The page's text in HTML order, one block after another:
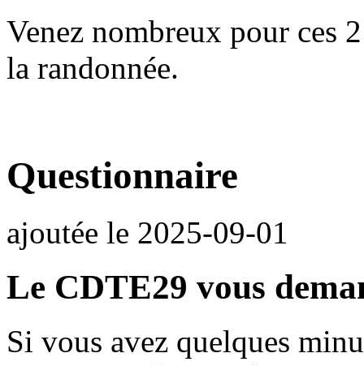
Venez nombreux pour ces
la randonnée.
Questionnaire
ajoutée le 2025-09-01
Le CDTE29 vous
Si vous avez quelques